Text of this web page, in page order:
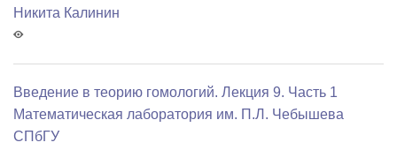
Никита Калинин
Введение в теорию гомологий. Лекция 9. Часть 1
Математичеcкая лаборатория им. П.Л. Чебышева
СПбГУ